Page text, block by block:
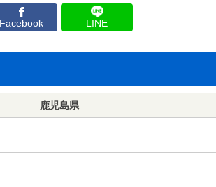
Facebook LINE
鹿児島県